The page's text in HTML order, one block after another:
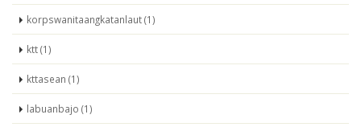
korpswanitaangkatanlaut (1)
ktt (1)
kttasean (1)
labuanbajo (1)